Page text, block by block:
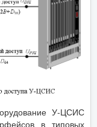
У-ЦСИС
в типовых